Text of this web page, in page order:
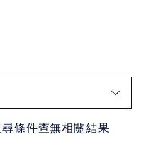
條件查無相關結果